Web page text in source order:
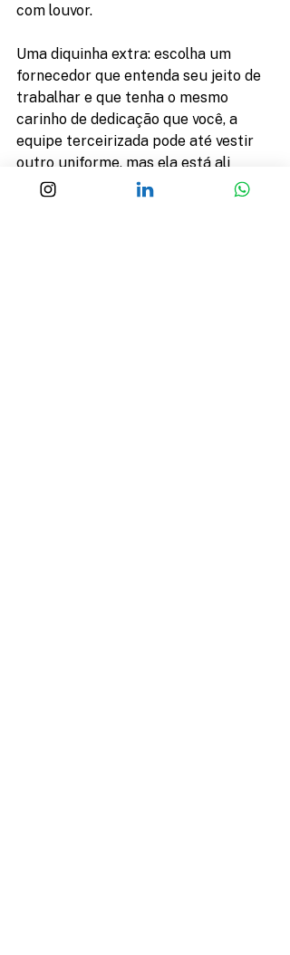
com louvor.
Uma diquinha extra: escolha um
fornecedor que entenda seu jeito de
trabalhar e que tenha o mesmo
carinho de dedicação que você, a
equipe terceirizada pode até vestir
outro uniforme, mas ela está ali
representando a sua empresa e